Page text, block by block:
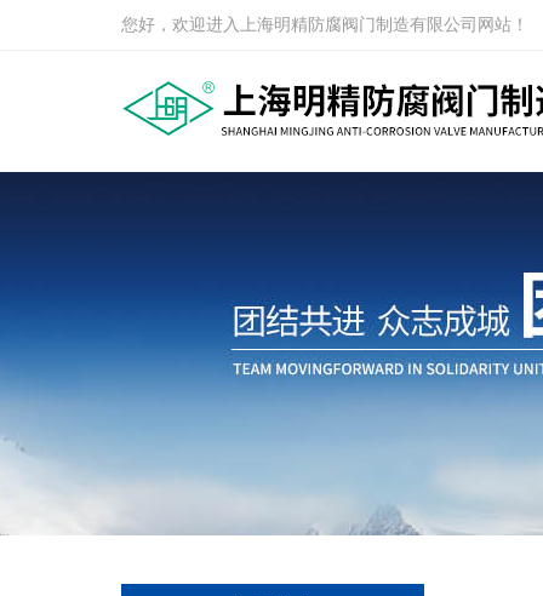
您好，欢迎进入上海明精防腐阀门制造有限公司网站！